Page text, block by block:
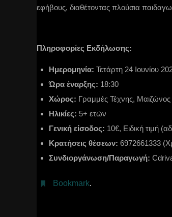
εφήβους, διαθέτοντας πλούσια
Πληροφορίες Εκδήλωσης:
Ημερομηνία: Τετάρτη 24 Ιουνίου
Ώρα έναρξης: 18:30
Χώρος: Γραμμές Τέχνης,
Ηλικίες: 5+ ετών
Γενική είσοδος: 10€, Ειδική τιμή
Κρατήσεις θέσεων: 6972661333
Συνδιοργάνωση/Παραγωγή:
Bookmark.